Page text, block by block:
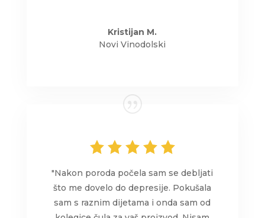
Kristijan M.
Novi Vinodolski
"Nakon poroda počela sam se debljati
što me dovelo do depresije. Pokušala
sam s raznim dijetama i onda sam od